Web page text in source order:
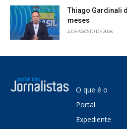
Thiago Gardinali
meses
4 DE AGOSTO DE 2026
O que é o
Portal
Expediente